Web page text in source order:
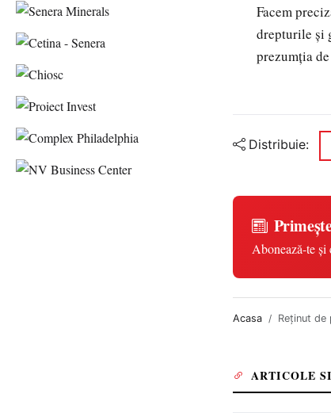
Facem
drepturile și
prezumția
Distribuie:
Abonează-te
Acasa Reținut de
ARTICOLE